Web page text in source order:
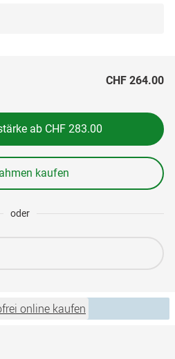
CHF 264.00
ab CHF 283.00
kaufen
oder
online kaufen